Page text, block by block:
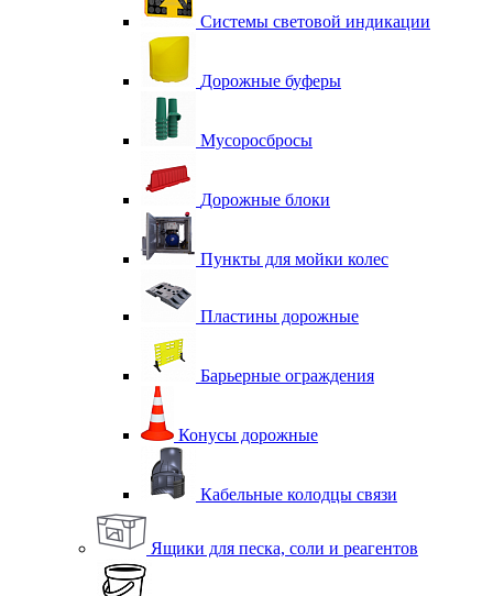
Системы световой индикации
Дорожные буферы
Мусоросбросы
Дорожные блоки
Пункты для мойки колес
Пластины дорожные
Барьерные ограждения
Конусы дорожные
Кабельные колодцы связи
Ящики для песка, соли и реагентов